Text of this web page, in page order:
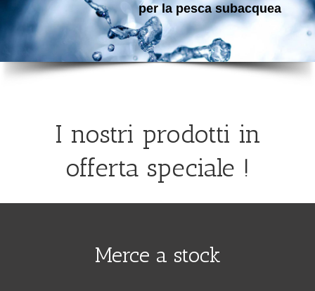
per la pesca subacquea
I nostri prodotti in
offerta speciale !
Merce a stock